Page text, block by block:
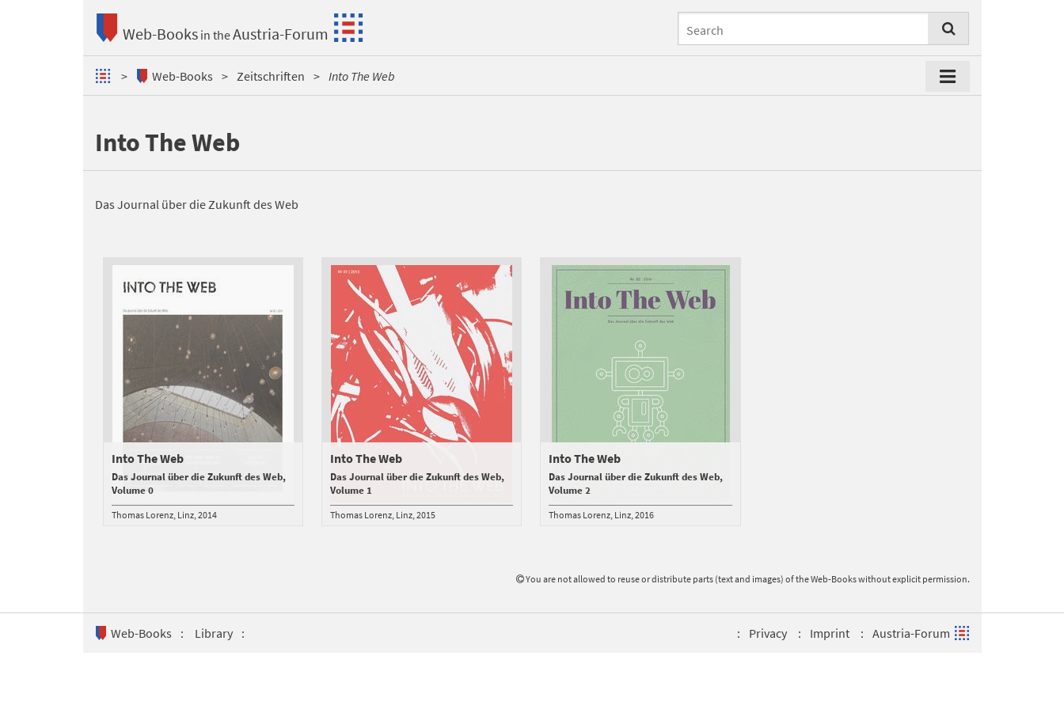
Web-Books in theAustria-Forum
Web-Books Zeitschriften Into The Web
Into The Web
Das Journal über die Zukunft des Web
Into The Web
Das Journal über die Zukunft des Web,
Volume 0
Thomas Lorenz Linz 2014
Into The Web
Das Journal über die Zukunft des Web,
Volume 1
Thomas Lorenz Linz 2015
Into The Web
Das Journal über die Zukunft des Web,
Volume 2
Thomas Lorenz Linz 2016
You are not allowed to reuse or distribute parts (text and images) of the Web-Books without explicit permission.
Web-Books Library Privacy Imprint Austria-Forum